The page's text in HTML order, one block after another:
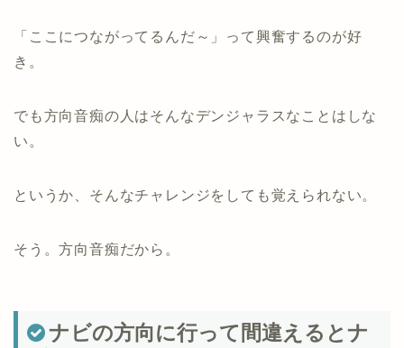
「ここにつながってるんだ～」って興奮するのが好
き。
でも方向音痴の人はそんなデンジャラスなことはしな
い。
というか、そんなチャレンジをしても覚えられない。
そう。方向音痴だから。
ナビの方向に行って間違えるとナ